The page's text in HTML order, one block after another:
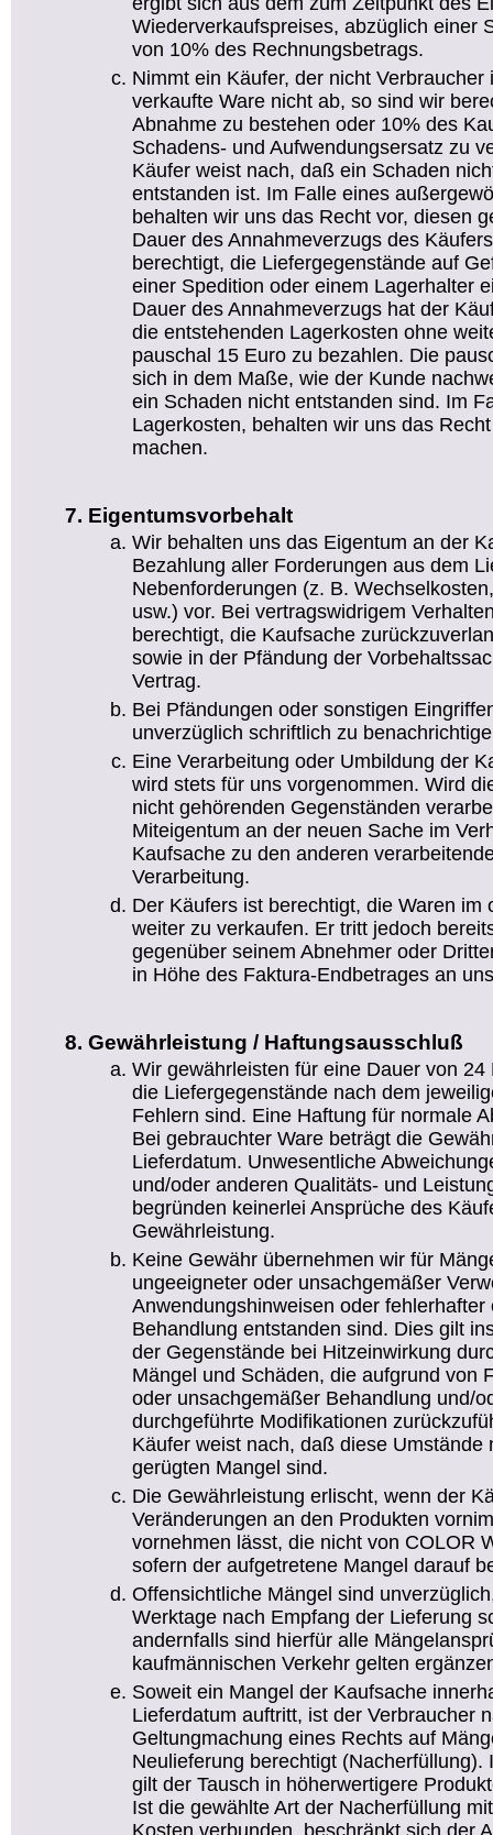
Wiederverkaufspreises, abzüglich einer
von 10% des Rechnungsbetrags.
Nimmt ein Käufer, der nicht
verkaufte Ware nicht ab, so sind wir
Abnahme zu bestehen oder 10% des
Schadens- und Aufwendungsersatz zu
Käufer weist nach, daß ein Schaden
entstanden ist. Im Falle eines
behalten wir uns das Recht vor, diesen
Dauer des Annahmeverzugs des
berechtigt, die Liefergegenstände auf
einer Spedition oder einem Lagerhalter
Dauer des Annahmeverzugs hat der
die entstehenden Lagerkosten ohne
pauschal 15 Euro zu bezahlen. Die
sich in dem Maße, wie der Kunde
ein Schaden nicht entstanden sind. Im
Lagerkosten, behalten wir uns das
machen.
Eigentumsvorbehalt
Wir behalten uns das Eigentum an der
Bezahlung aller Forderungen aus dem
Nebenforderungen (z. B.
usw.) vor. Bei vertragswidrigem
berechtigt, die Kaufsache
sowie in der Pfändung der
Vertrag.
Bei Pfändungen oder sonstigen
unverzüglich schriftlich zu
Eine Verarbeitung oder Umbildung der
wird stets für uns vorgenommen. Wird
nicht gehörenden Gegenständen
Miteigentum an der neuen Sache im
Kaufsache zu den anderen
Verarbeitung.
Der Käufers ist berechtigt, die Waren im
weiter zu verkaufen. Er tritt jedoch
gegenüber seinem Abnehmer oder
in Höhe des Faktura-Endbetrages an
Gewährleistung / Haftungsausschluß
Wir gewährleisten für eine Dauer von
die Liefergegenstände nach dem
Fehlern sind. Eine Haftung für normale
Bei gebrauchter Ware beträgt die
Lieferdatum. Unwesentliche
und/oder anderen Qualitäts- und
begründen keinerlei Ansprüche des
Gewährleistung.
Keine Gewähr übernehmen wir für
ungeeigneter oder unsachgemäßer
Anwendungshinweisen oder fehlerhafter
Behandlung entstanden sind. Dies gilt
der Gegenstände bei Hitzeinwirkung
Mängel und Schäden, die aufgrund von
oder unsachgemäßer Behandlung und/
durchgeführte Modifikationen
Käufer weist nach, daß diese Umstände
gerügten Mangel sind.
Die Gewährleistung erlischt, wenn der
Veränderungen an den Produkten
vornehmen lässt, die nicht von COLOR
sofern der aufgetretene Mangel darauf
Offensichtliche Mängel sind
Werktage nach Empfang der Lieferung
andernfalls sind hierfür alle
kaufmännischen Verkehr gelten
Soweit ein Mangel der Kaufsache
Lieferdatum auftritt, ist der Verbraucher
Geltungmachung eines Rechts auf
Neulieferung berechtigt
gilt der Tausch in höherwertigere
Ist die gewählte Art der Nacherfüllung
Kosten verbunden, beschränkt sich der